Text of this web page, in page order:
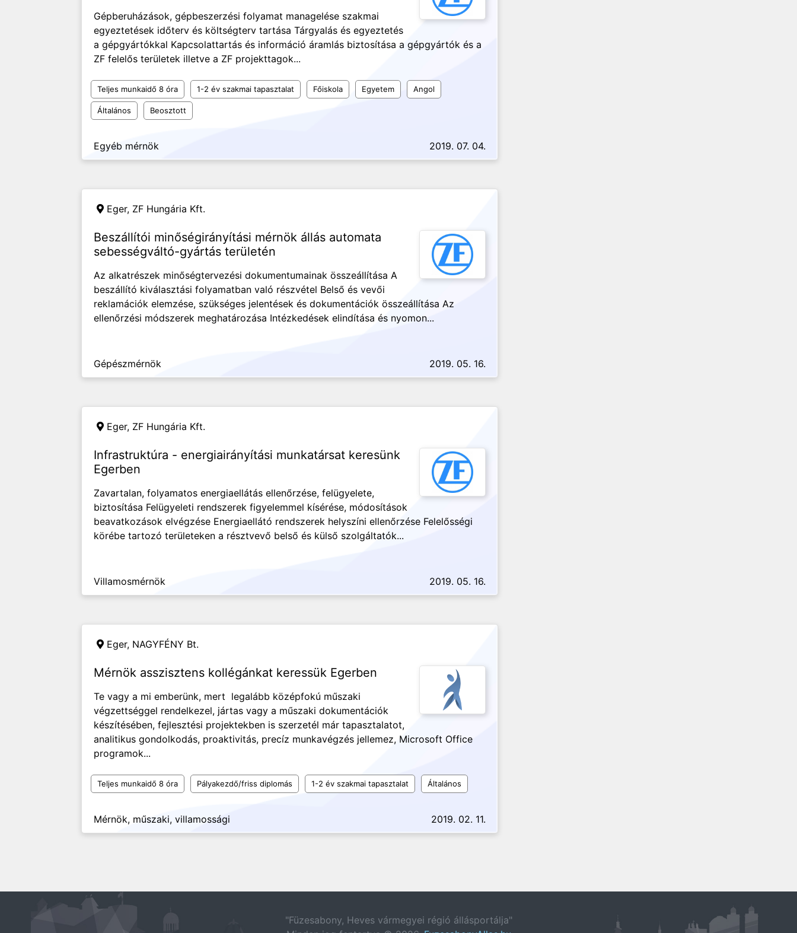
Gépberuházások, gépbeszerzési folyamat managelése szakmai
egyeztetések időterv és költségterv tartása Tárgyalás és egyeztetés
a gépgyártókkal Kapcsolattartás és információ áramlás biztosítása a gépgyártók és a
ZF felelős területek illetve a ZF projekttagok...
Teljes munkaidő 8 óra 1-2 év szakmai tapasztalat Főiskola Egyetem Angol
Általános Beosztott
Egyéb mérnök 2019. 07. 04.
Eger, ZF Hungária Kft.
Beszállítói minőségirányítási mérnök állás automata
sebességváltó-gyártás területén
Az alkatrészek minőségtervezési dokumentumainak összeállítása A
beszállító kiválasztási folyamatban való részvétel Belső és vevői
reklamációk elemzése, szükséges jelentések és dokumentációk összeállítása Az
ellenőrzési módszerek meghatározása Intézkedések elindítása és nyomon...
Gépészmérnök 2019. 05. 16.
Eger, ZF Hungária Kft.
Infrastruktúra - energiairányítási munkatársat keresünk
Egerben
Zavartalan, folyamatos energiaellátás ellenőrzése, felügyelete,
biztosítása Felügyeleti rendszerek figyelemmel kísérése, módosítások
beavatkozások elvégzése Energiaellátó rendszerek helyszíni ellenőrzése Felelősségi
körébe tartozó területeken a résztvevő belső és külső szolgáltatók...
Villamosmérnök 2019. 05. 16.
Eger, NAGYFÉNY Bt.
Mérnök asszisztens kollégánkat keressük Egerben
Te vagy a mi emberünk, mert legalább középfokú műszaki
végzettséggel rendelkezel, jártas vagy a műszaki dokumentációk
készítésében, fejlesztési projektekben is szerzetél már tapasztalatot,
analitikus gondolkodás, proaktivitás, precíz munkavégzés jellemez, Microsoft Office
programok...
Teljes munkaidő 8 óra Pályakezdő/friss diplomás 1-2 év szakmai tapasztalat Általános
Mérnök, műszaki, villamossági 2019. 02. 11.
"Füzesabony, Heves vármegyei régió állásportálja"